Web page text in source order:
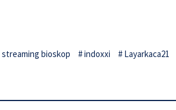
streaming bioskop indoxxi Layarkaca21